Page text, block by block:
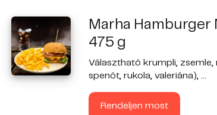
Marha Hamburger
475 g
Választható krumpli,
spenót, rukola, valeriána), ...
Rendeljen most